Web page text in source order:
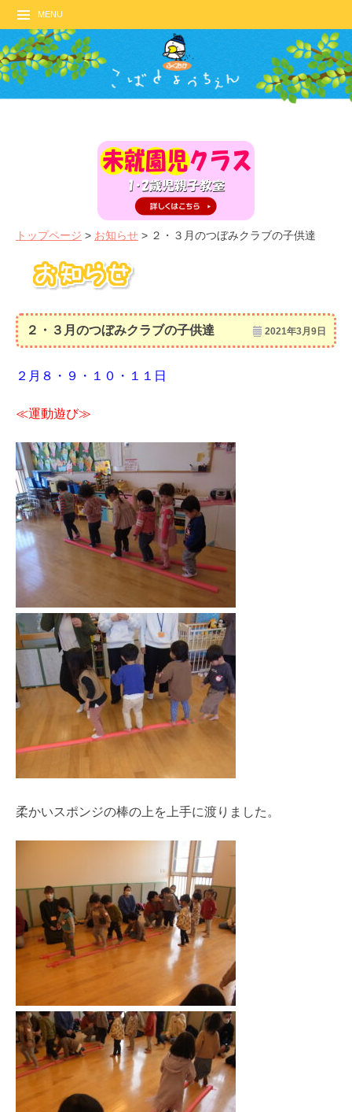
MENU
トップページ > お知らせ > ２・３月のつぼみクラブの子供達
２・３月のつぼみクラブの子供達 2021年3月9日
２月８・９・１０・１１日
≪運動遊び≫
柔かいスポンジの棒の上を上手に渡りました。